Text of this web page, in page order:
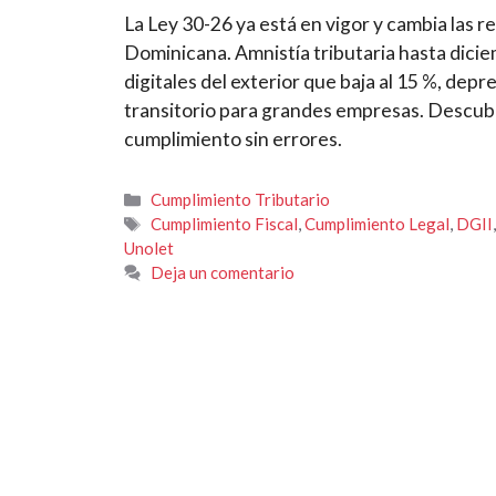
La Ley 30-26 ya está en vigor y cambia las
Dominicana. Amnistía tributaria hasta
digitales del exterior que baja al 15 %,
transitorio para grandes empresas.
cumplimiento sin errores.
Categorías
Cumplimiento Tributario
Etiquetas
Cumplimiento Fiscal,Cumplimiento Legal, DGII
Unolet
Deja un comentario